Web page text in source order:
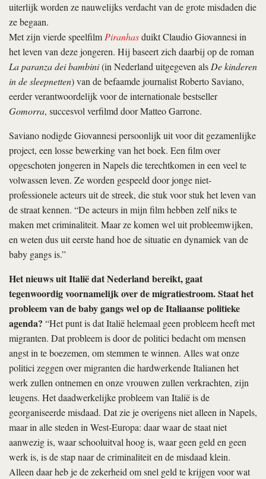
uiterlijk worden ze nauwelijks verdacht van de grote misdaden die
ze begaan.
Met zijn vierde speelfilmPiranhasduikt Claudio Giovannesi in
het leven van deze jongeren. Hij baseert zich daarbij op de roman
La paranza dei bambini(in Nederland uitgegeven alsDe kinderen
in de sleepnetten) van de befaamde journalist Roberto Saviano,
eerder verantwoordelijk voor de internationale bestseller
Gomorra, succesvol verfilmd door Matteo Garrone.
Saviano nodigde Giovannesi persoonlijk uit voor dit gezamenlijke
project, een losse bewerking van het boek. Een film over
opgeschoten jongeren in Napels die terechtkomen in een veel te
volwassen leven. Ze worden gespeeld door jonge niet-
professionele acteurs uit de streek, die stuk voor stuk het leven van
de straat kennen. “De acteurs in mijn film hebben zelf niks te
maken met criminaliteit. Maar ze komen wel uit probleemwijken,
en weten dus uit eerste hand hoe de situatie en dynamiek van de
baby gangs is.”
Het nieuws uit Italië dat Nederland bereikt, gaat
tegenwoordig voornamelijk over de migratiestroom. Staat het
probleem van de baby gangs wel op de Italiaanse politieke
agenda? “Het punt is dat Italië helemaal geen probleem heeft met
migranten. Dat probleem is door de politici bedacht om mensen
angst in te boezemen, om stemmen te winnen. Alles wat onze
politici zeggen over migranten die hardwerkende Italianen het
werk zullen ontnemen en onze vrouwen zullen verkrachten, zijn
leugens. Het daadwerkelijke probleem van Italië is de
georganiseerde misdaad. Dat zie je overigens niet alleen in Napels,
maar in alle steden in West-Europa: daar waar de staat niet
aanwezig is, waar schooluitval hoog is, waar geen geld en geen
werk is, is de stap naar de criminaliteit en de misdaad klein.
Alleen daar heb je de zekerheid om snel geld te krijgen voor wat